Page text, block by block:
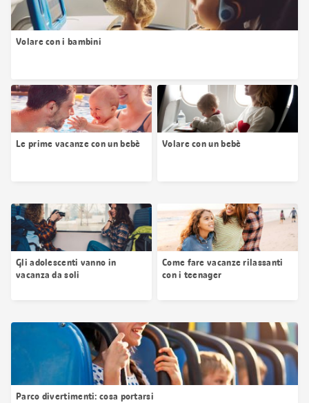
Volare con i bambini
Le prime vacanze con un bebè Volare con un bebè
Gli adolescenti vanno in
vacanza da soli
Come fare vacanze rilassanti
con i teenager
Parco divertimenti: cosa portarsi